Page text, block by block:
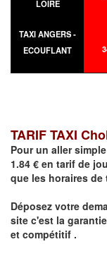
LOIRE
TAXI ANGERS -
ECOUFLANT
TARIF TAXI
Pour un aller
1.84 € en tarif de
que les horaires
Déposez votre
site c'est la
et compétitif .